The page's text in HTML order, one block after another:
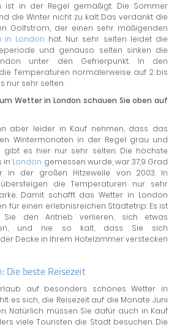
ist in der Regel gemäßigt: Die Sommer
die Winter nicht zu kalt. Das verdankt die
Golfstrom, der einen sehr mäßigenden
in London hat. Nur sehr selten leidet die
und genauso selten sinken die
unter den Gefrierpunkt. In den
Temperaturen normalerweise auf 2 bis
nur sehr selten.
Wetter in London schauen Sie oben auf
aber leider in Kauf nehmen, dass das
Wintermonaten in der Regel grau und
gibt es hier nur sehr selten. Die höchste
in London gemessen wurde, war 37,9 Grad
in der großen Hitzewelle von 2003. In
die Temperaturen nur sehr
Damit schafft das Wetter in London
für einen erlebnisreichen Städtetrip: Es ist
den Antrieb verlieren, sich etwas
und nie so kalt, dass Sie sich
Decke in Ihrem Hotelzimmer verstecken
Die beste Reisezeit
auf besonders schönes Wetter in
es sich, die Reisezeit auf die Monate Juni
Natürlich müssen Sie dafür auch in Kauf
viele Touristen die Stadt besuchen. Die